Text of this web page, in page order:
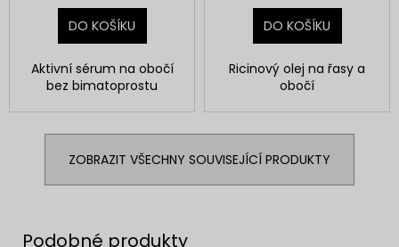
DO KOŠÍKU
Aktivní sérum na obočí
bez bimatoprostu
DO KOŠÍKU
Ricinový olej na řasy a
obočí
ZOBRAZIT VŠECHNY SOUVISEJÍCÍ PRODUKTY